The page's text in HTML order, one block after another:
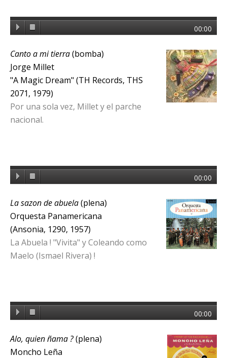
00:00
Canto a mi tierra(bomba)
Jorge Millet
"A Magic Dream" (TH Records, THS
2071, 1979)
Por una sola vez, Millet y el parche
nacional.
00:00
La sazon de abuela(plena)
Orquesta Panamericana
(Ansonia, 1290, 1957)
La Abuela ! "Vivita" y Coleando como
Maelo (Ismael Rivera) !
00:00
Alo, quien ñama ?(plena)
Moncho Leña